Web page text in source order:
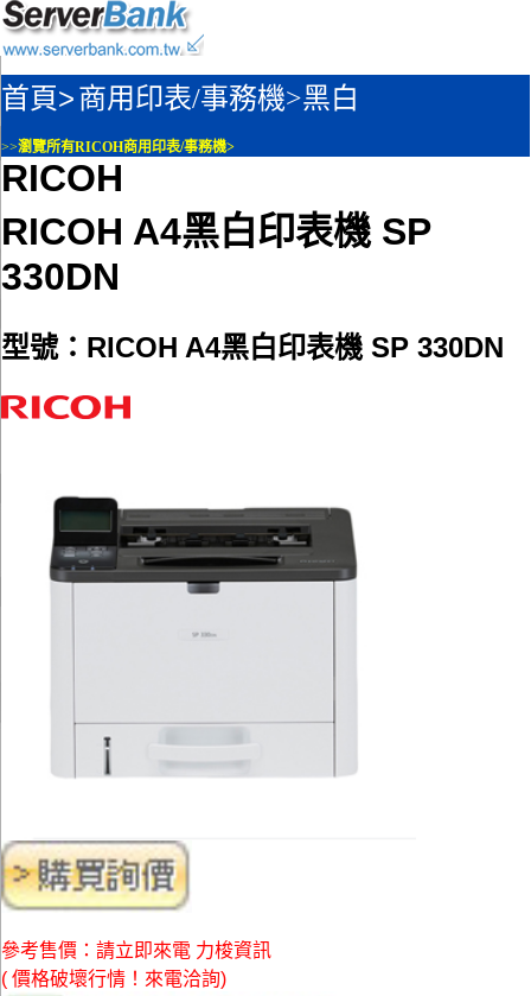
首頁>商用印表/事務機>黑白
>>瀏覽所有RICOH商用印表/事務機>
RICOH
RICOH A4黑白印表機 SP
330DN
型號：RICOH A4黑白印表機 SP 330DN
參考售價：請立即來電 力梭資訊
( 價格破壞行情！來電洽詢)